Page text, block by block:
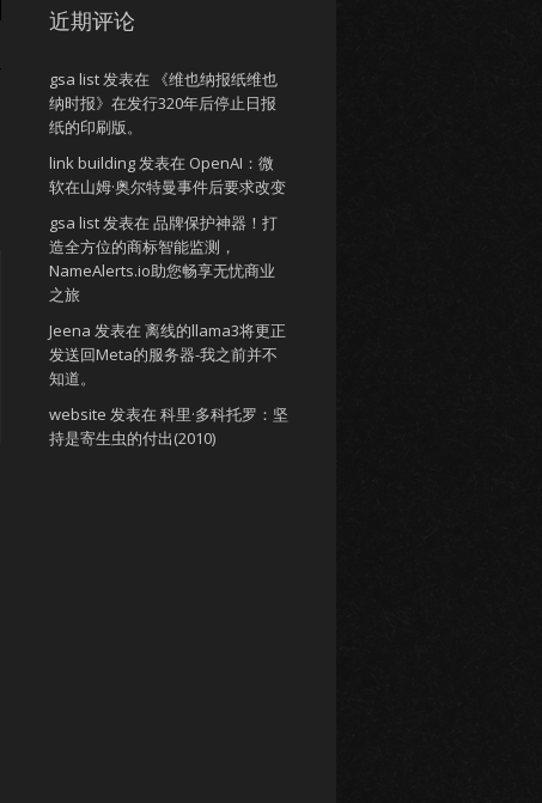
近期评论
gsa list发表在
《维也纳报纸维也
纳时报》在发行320年后停止日报
纸的印刷版。
link building发表在 OpenAI：微
软在山姆·奥尔特曼事件后要求改变
gsa list发表在 品牌保护神器！打
造全方位的商标智能监测，
NameAlerts.io助您畅享无忧商业
之旅
Jeena 发表在 离线的llama3将更正
发送回Meta的服务器-我之前并不
知道。
website 发表在 科里·多科托罗：坚
持是寄生虫的付出(2010)